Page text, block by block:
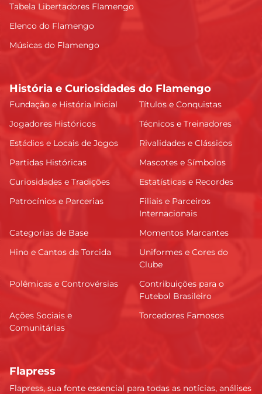
Tabela Libertadores Flamengo
Elenco do Flamengo
Músicas do Flamengo
História e Curiosidades do Flamengo
Fundação e História Inicial
Títulos e Conquistas
Jogadores Históricos
Técnicos e Treinadores
Estádios e Locais de Jogos
Rivalidades e Clássicos
Partidas Históricas
Mascotes e Símbolos
Curiosidades e Tradições
Estatísticas e Recordes
Patrocínios e Parcerias
Filiais e Parceiros
Internacionais
Categorias de Base
Momentos Marcantes
Hino e Cantos da Torcida
Uniformes e Cores do
Clube
Polêmicas e Controvérsias
Contribuições para o
Futebol Brasileiro
Ações Sociais e
Comunitárias
Torcedores Famosos
Flapress
Flapress, sua fonte essencial para todas as notícias, análises